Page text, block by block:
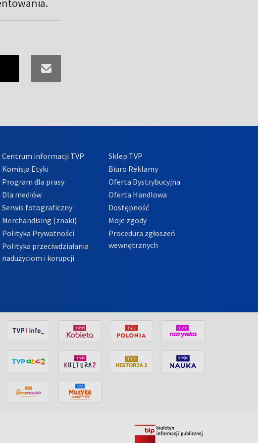
Centrum informacji TVP
Komisja Etyki
Program dla prasy
Dla mediów
Serwis fotograficzny
Merchandising (znaki)
Polityka Prywatności
Polityka przeciwdziałania
nadużyciom i korupcji
Sklep TVP
Biuro Reklamy
Oferta Dystrybucyjna
Oferta Handlowa
Dostępność
Moje zgody
Procedura zgłoszeń
wewnętrznych